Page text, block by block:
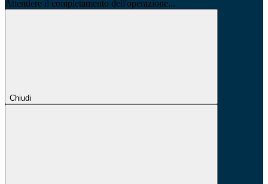
Attendere il completamento dell'operazione...
Chiudi